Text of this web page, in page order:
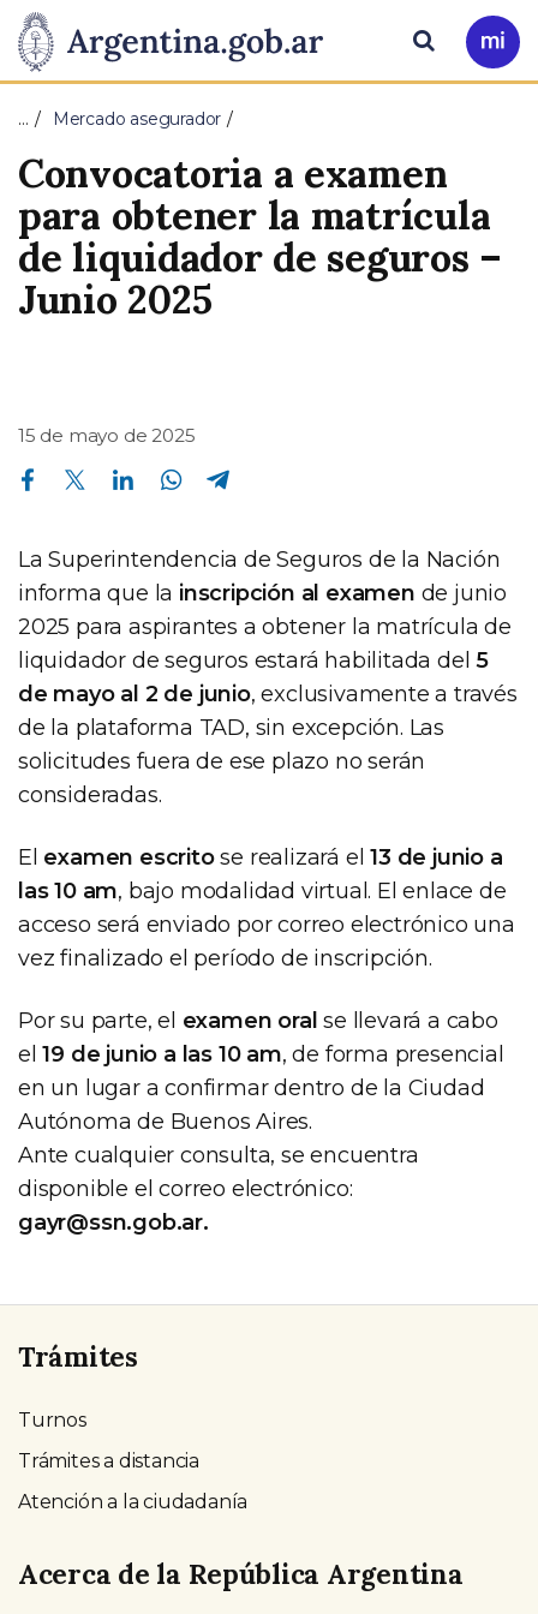
Presidencia
de
la
Nación
Pasar al contenido principal
Ir
a
Buscar
… Mercado asegurador
Convocatoria a examen
para obtener la matrícula
de liquidador de seguros –
Junio 2025
15 de mayo de 2025
Compartir en Facebook Compartir en Twitter Compartir en Linkedin Compartir en Whatsapp
La Superintendencia de Seguros de la Nación
informa que la inscripción al examen de junio
2025 para aspirantes a obtener la matrícula de
liquidador de seguros estará habilitada del5
de mayo al 2 de junio, exclusivamente a través
de la plataforma TAD, sin excepción. Las
solicitudes fuera de ese plazo no serán
consideradas.
El examen escritose realizará el13 de junio a
las 10 am, bajo modalidad virtual. El enlace de
acceso será enviado por correo electrónico una
vez finalizado el período de inscripción.
Por su parte, el examen oral se llevará a cabo
el19 de junio a las 10 am, de forma presencial
en un lugar a confirmar dentro de la Ciudad
Autónoma de Buenos Aires.
Ante cualquier consulta, se encuentra
disponible el correo electrónico:
gayr@ssn.gob.ar.
Trámites
Turnos
Trámites a distancia
Atención a la ciudadanía
Acerca de la República Argentina